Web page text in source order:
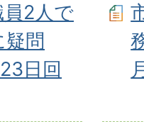
2人で
問
日回